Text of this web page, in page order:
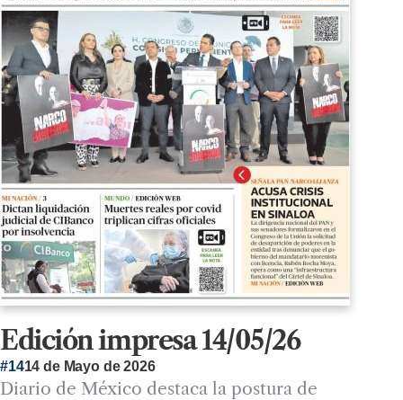
Edición impresa 14/05/26
#1414 de Mayo de 2026
Diario de México destaca la postura de